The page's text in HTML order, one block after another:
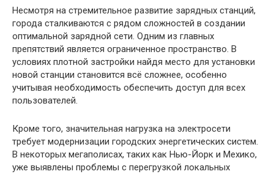
Несмотря на стремительное развитие зарядных станций,
города сталкиваются с рядом сложностей в создании
оптимальной зарядной сети. Одним из главных
препятствий является ограниченное пространство. В
условиях плотной застройки найдя место для установки
новой станции становится всё сложнее, особенно
учитывая необходимость обеспечить доступ для всех
пользователей.
Кроме того, значительная нагрузка на электросети
требует модернизации городских энергетических систем.
В некоторых мегаполисах, таких как Нью-Йорк и Мехико,
уже выявлены проблемы с перегрузкой локальных